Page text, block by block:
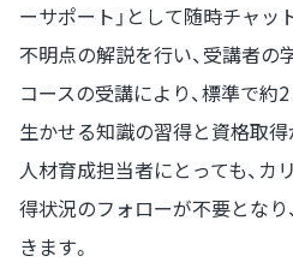
ーサポート」として随時チャ
不明点の解説を行い、受講者の
コースの受講により、標準で約
生かせる知識の習得と資格取得
人材育成担当者にとっても、
得状況のフォローが不要とな
きます。